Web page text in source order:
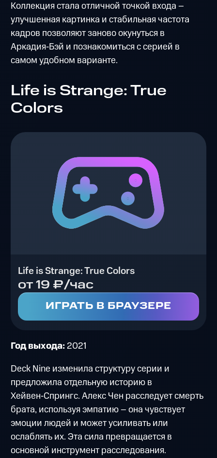
Коллекция стала отличной точкой входа –
улучшенная картинка и стабильная частота
кадров позволяют заново окунуться в
Аркадия‑Бэй и познакомиться с серией в
самом удобном варианте.
Life is Strange: True
Colors
Life is Strange: True Colors
от 19 ₽/час
ИГРАТЬ В БРАУЗЕРЕ
Год выхода:2021
Deck Nine изменила структуру серии и
предложила отдельную историю в
Хейвен‑Спрингс. Алекс Чен расследует смерть
брата, используя эмпатию – она чувствует
эмоции людей и может усиливать или
ослаблять их. Эта сила превращается в
основной инструмент расследования.